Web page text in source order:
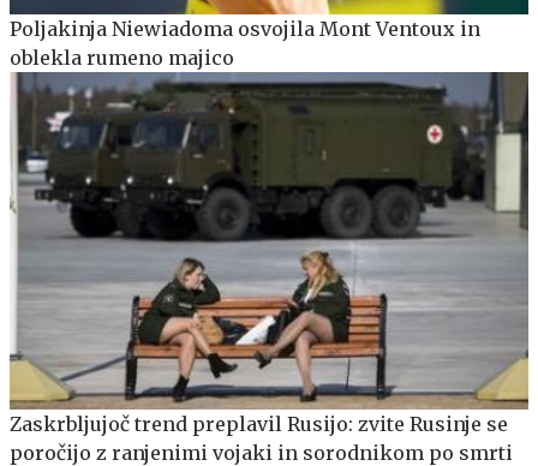
Poljakinja Niewiadoma osvojila Mont Ventoux in
oblekla rumeno majico
Zaskrbljujoč trend preplavil Rusijo: zvite Rusinje se
poročijo z ranjenimi vojaki in sorodnikom po smrti